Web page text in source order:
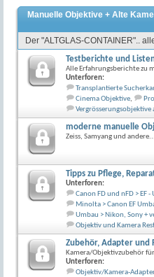
Manuelle Objektive + Alte
Der "ALTGLAS-CONTAINER"..
Testberichte und
Alle Erfahrungsberichte zu
Unterforen:
Transplantierte
Cinema Objektive,
Vergrösserungsobjektive
moderne manuelle
Zeiss, Samyang und andere...
Tipps zu Pflege,
Unterforen:
Canon FD und nFD > EF
Minolta > Canon EF
Umbau > Nikon, Sony +
Objektiv und Kamera
Zubehör, Adapter und
Kamera/Objektivzubehör
Unterforen:
Objektiv/Kamera-Adapter